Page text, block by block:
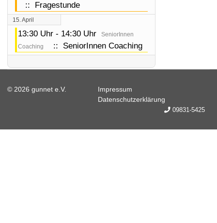
:: Fragestunde
15. April
13:30 Uhr - 14:30 Uhr
SeniorInnen
Coaching
:: SeniorInnen Coaching
© 2026 gunnet e.V.
Impressum
Datenschutzerklärung
09831-5425